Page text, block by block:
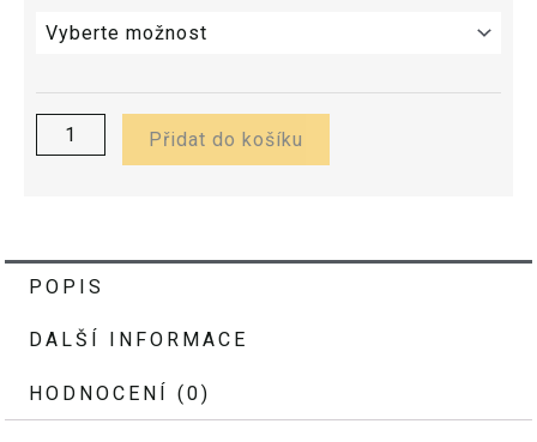
množství
Přidat do košíku
POPIS
DALŠÍ INFORMACE
HODNOCENÍ (0)